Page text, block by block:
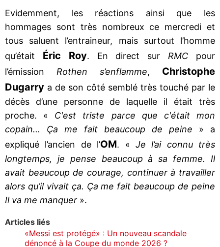
Evidemment, les réactions ainsi que les
hommages sont très nombreux ce mercredi et
tous saluent l’entraineur, mais surtout l’homme
qu’était Éric Roy. En direct sur RMC pour
l’émission Rothen s’enflamme, Christophe
Dugarry a de son côté semblé très touché par le
décès d’une personne de laquelle il était très
proche. « C'est triste parce que c'était mon
copain... Ça me fait beaucoup de peine » a
expliqué l’ancien de l’OM. « Je l’ai connu très
longtemps, je pense beaucoup à sa femme. Il
avait beaucoup de courage, continuer à travailler
alors qu’il vivait ça. Ça me fait beaucoup de peine
Il va me manquer ».
Articles liés
«Messi est protégé» : Un nouveau scandale
dénoncé à la Coupe du monde 2026 ?